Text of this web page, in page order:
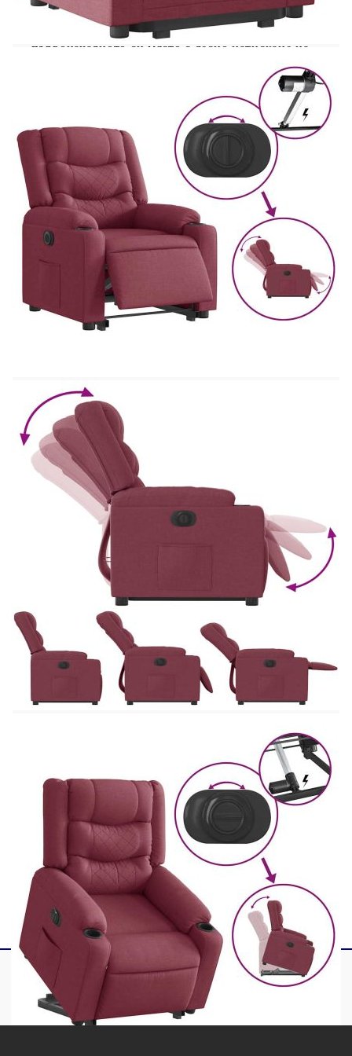
отстрани на стола. Тази функция позволява
максимален наклон от 135 градуса. Освен това
облегалката може да се върне автоматично на
първоначалното си място с лесно натискане на
седалка, облегалка и широки подлакътници,
покрити с текстил, осигуряват уютно и топло
усещане, което ви кара да се чувствате като в
прегръдка, докато седите. Тъканта се отличава
със семпъл и изчистен вид и е дишаща и
издръжлива.Удобен страничен джоб: Този
фотьойл има страничен джоб, за да държите
основните си вещи леснодостъпни.Здрава и
стабилна рамка: Рамката, изработена от дърво и
метал, осигурява здрава структура и стабилност.
Този накланящ се фотьойл е удобен и
издръжлив.
Цвят: Виненочервен
Материал: Плат (100% полиестер), метал,
Пълнежен материал: Дунапрен, PP влакна
Размери в легнало положение: 77 x 149,5 x
79 см (Ш x Д x В)
Ширина на седалката: 50 см
Дълбочина на седалката: 58,5 см
Височина на седалката от земята: 43,5-44,5
Височина на подлакътника от земята: 56,5
С електромотор за автоматично регулиране
на облегалката и опората за крака
Вход на електромотора: DC 24 V, 1,5 A
Мощност на електромотора: 100-240 V~,
50-60 Hz
Макс. капацитет на тегло: 110 кг
Необходим е монтаж
източници на силна топлина в близост до
продукта. Максимално 110 кг на седалка. Този
уред може да се използва от деца на възраст от 8
години нагоре и от лица с намалени физически,
сетивни или умствени способности или с липса
на опит и познания, ако са получили надзор или
инструкции относно използването на уреда по
безопасен начин и разбират свързаните с това
опасности. Децата не трябва да си играят с
уреда. Децата не трябва да почистват и да
извършват потребителска поддръжка без надзор.